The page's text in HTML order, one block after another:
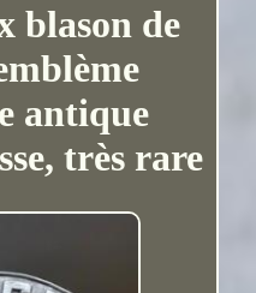
blason de
antique
très rare